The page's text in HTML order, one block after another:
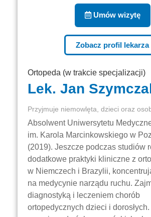
Umów wizytę
Zobacz profil lekarza
Ortopeda (w trakcie specjalizacji)
Lek. Jan
Przyjmuje niemowlęta, dzieci oraz
Absolwent Uniwersytetu
im. Karola Marcinkowskiego w
(2019). Jeszcze podczas studiów
dodatkowe praktyki kliniczne z
w Niemczech i Brazylii,
na medycynie narządu ruchu.
diagnostyką i leczeniem chorób
ortopedycznych dzieci i